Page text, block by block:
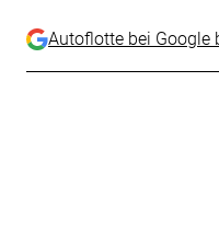
Autoflotte bei Google